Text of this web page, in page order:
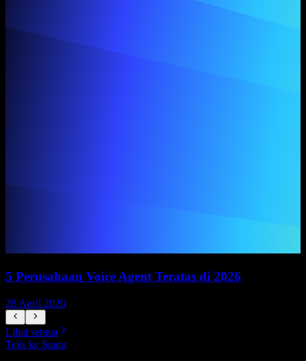
5 Perusahaan Voice Agent Teratas di 2026
28 April 2026
Lihat semua
Teks ke Suara